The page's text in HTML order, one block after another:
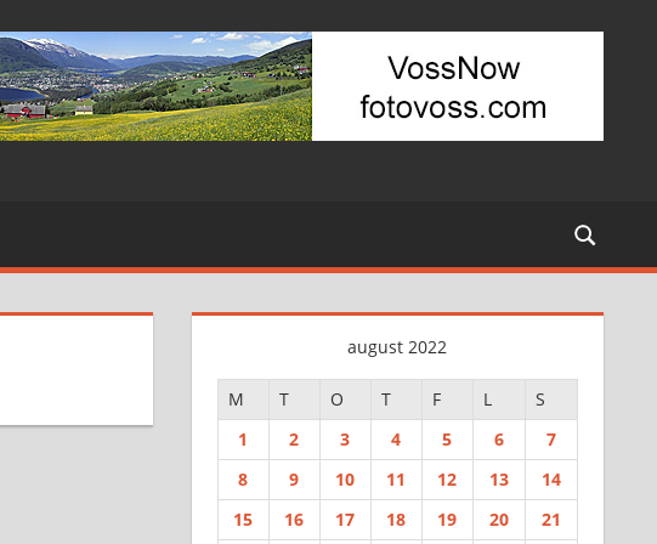
august 2022
M T O T F L
S
1
2 3 4 5 6
7
8
9 10 11 12 13
14
15
16 17 18 19 20
21